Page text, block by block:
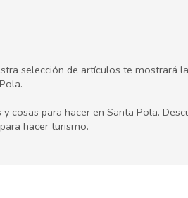
selección de artículos te mostrará
para hacer en Santa Pola.
hacer turismo.